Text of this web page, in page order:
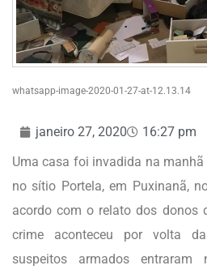
whatsapp-image-2020-01-27-at-12.13.14
janeiro 27, 2020
16:27 pm
Uma casa foi invadida na
no sítio Portela, em Puxinanã,
acordo com o relato dos donos
crime aconteceu por volta
suspeitos armados